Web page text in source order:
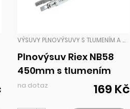
VÝSUVY PLNOVÝSUVY S TLUMENÍM A DOTAHEM
Plnovýsuv Riex NB58
450mm s tlumením
35kg H45 chrom
na dotaz 169 Kč